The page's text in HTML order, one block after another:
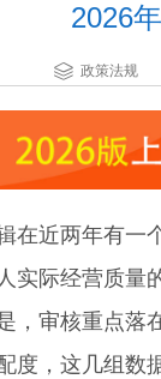
2026
政策法规
近两年有一个
实际经营质量
审核重点落在
度，这几组数